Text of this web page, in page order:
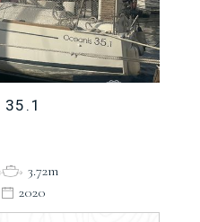
35.1
3.72m
2020